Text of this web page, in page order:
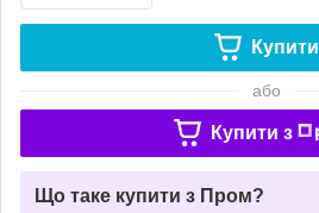
Купити
або
Купити з
Що таке купити з Пром?